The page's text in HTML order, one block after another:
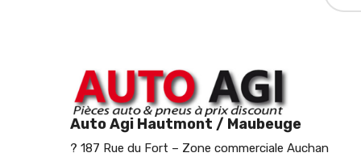
Auto Agi Hautmont / Maubeuge
? 187 Rue du Fort – Zone commerciale Auchan